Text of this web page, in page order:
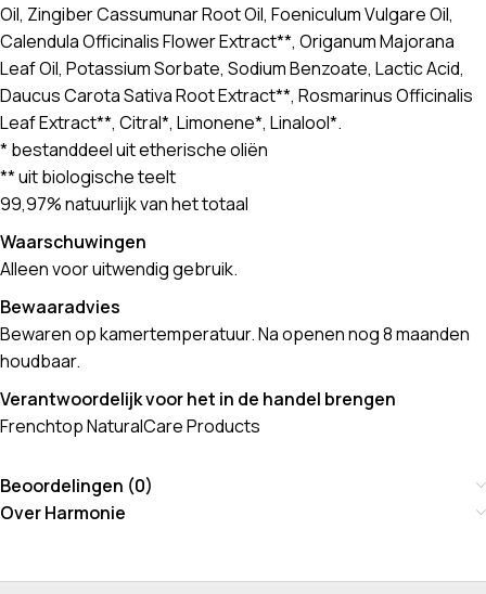
Oil, Zingiber Cassumunar Root Oil, Foeniculum Vulgare Oil,
Calendula Officinalis Flower Extract**, Origanum Majorana
Leaf Oil, Potassium Sorbate, Sodium Benzoate, Lactic Acid,
Daucus Carota Sativa Root Extract**, Rosmarinus Officinalis
Leaf Extract**, Citral*, Limonene*, Linalool*.
* bestanddeel uit etherische oliën
** uit biologische teelt
99,97% natuurlijk van het totaal
Waarschuwingen
Alleen voor uitwendig gebruik.
Bewaaradvies
Bewaren op kamertemperatuur. Na openen nog 8 maanden
houdbaar.
Verantwoordelijk voor het in de handel brengen
Frenchtop NaturalCare Products
Beoordelingen (0)
Over Harmonie